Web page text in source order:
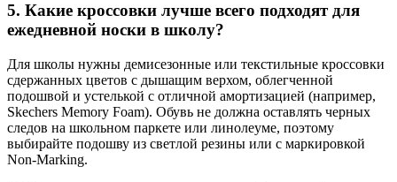
5. Какие кроссовки лучше всего подходят для
ежедневной носки в школу?
Для школы нужны демисезонные или текстильные кроссовки
сдержанных цветов с дышащим верхом, облегченной
подошвой и устелькой с отличной амортизацией (например,
Skechers Memory Foam). Обувь не должна оставлять черных
следов на школьном паркете или линолеуме, поэтому
выбирайте подошву из светлой резины или с маркировкой
Non-Marking.